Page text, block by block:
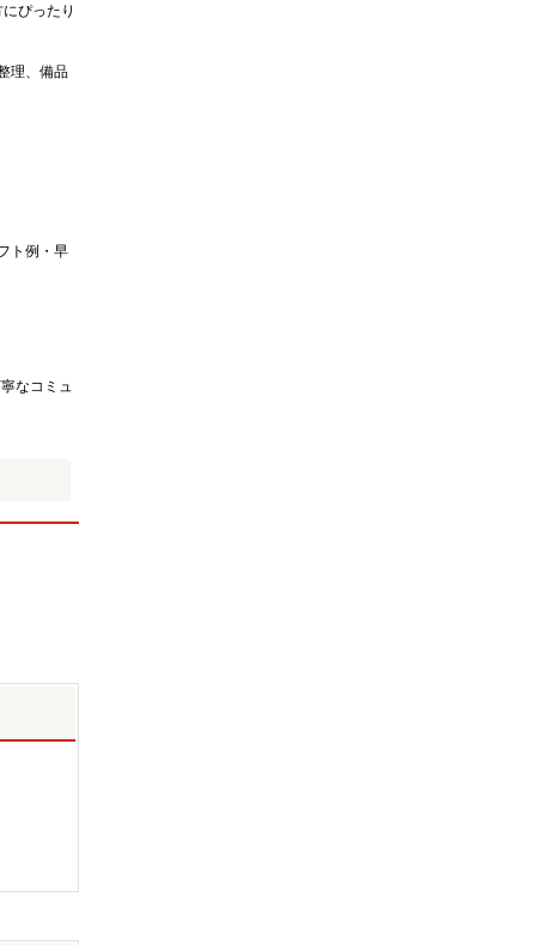
ぴったり
理、備品
ト例・早
なコミュ